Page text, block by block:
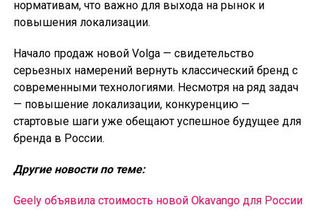
нормативам, что важно для выхода на рынок и
повышения локализации.
Начало продаж новой Volga — свидетельство
серьезных намерений вернуть классический бренд с
современными технологиями. Несмотря на ряд задач
— повышение локализации, конкуренцию —
стартовые шаги уже обещают успешное будущее для
бренда в России.
Другие новости по теме:
Geely объявила стоимость новой Okavango для России